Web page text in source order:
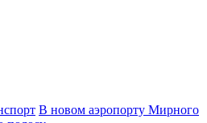
В новом аэропорту Мирного